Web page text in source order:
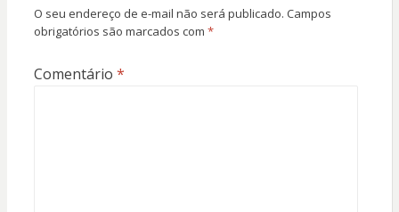
O seu endereço de e-mail não será publicado. Campos
obrigatórios são marcados com *
Comentário *